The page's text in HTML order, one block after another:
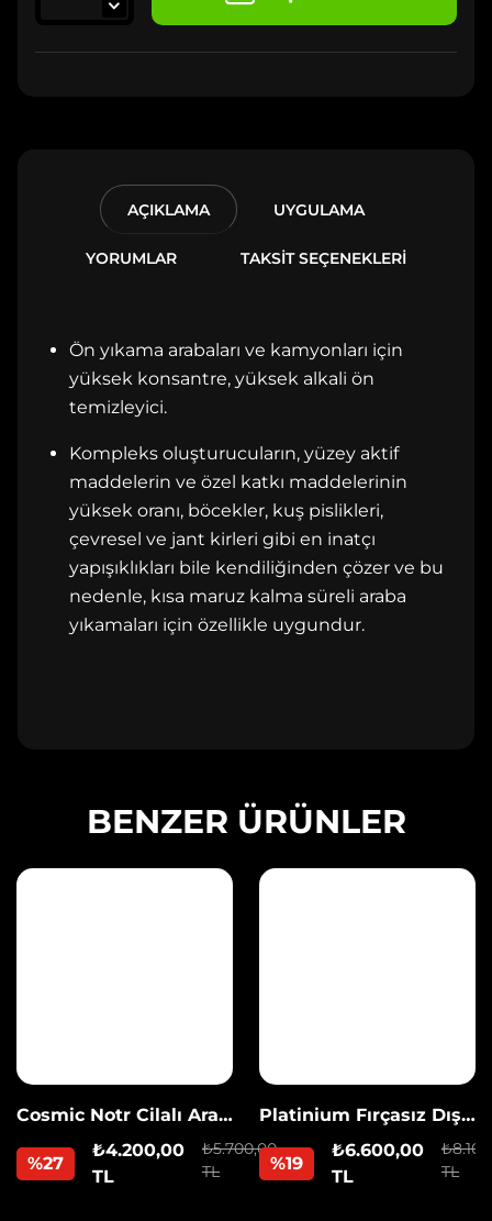
AÇIKLAMA UYGULAMA
YORUMLAR TAKSİT SEÇENEKLERİ
Ön yıkama arabaları ve kamyonları için
yüksek konsantre, yüksek alkali ön
temizleyici.
Kompleks oluşturucuların, yüzey aktif
maddelerin ve özel katkı maddelerinin
yüksek oranı, böcekler, kuş pislikleri,
çevresel ve jant kirleri gibi en inatçı
yapışıklıkları bile kendiliğinden çözer ve bu
nedenle, kısa maruz kalma süreli araba
yıkamaları için özellikle uygundur.
BENZER ÜRÜNLER
Cosmic Notr Cilalı Araç
%27
₺4.200,00
TL
₺5.700,00
TL
Platinium Fırçasız Dış
Yıkama
%19
₺6.600,00
TL
TL